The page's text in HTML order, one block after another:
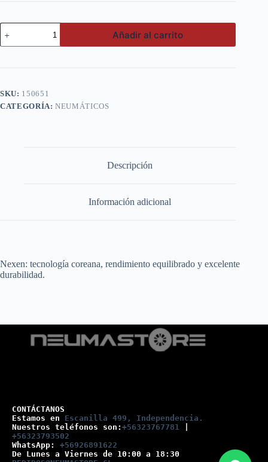
Nexen
225/45
Zr18
95y
cantidad
Añadir al carrito
SKU: 150651
CATEGORÍA:NEUMÁTICOS
Descripción
Información adicional
Nexen: tecnología coreana, rendimiento equilibrado y excelente
durabilidad.
CONTÁCTANOS
Estamos en Escanilla 499, Independencia.
Nuestros teléfonos son: +56323767781
+56323793502
WhatsApp: +56926891622
De Lunes a Viernes de 10:00 a 18:30